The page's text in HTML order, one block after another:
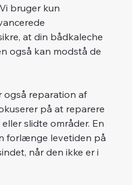
bruger kun
at din bådkaleche
også kan modstå de
også reparation af
på at reparere
slidte områder. En
forlænge levetiden på
når den ikke er i